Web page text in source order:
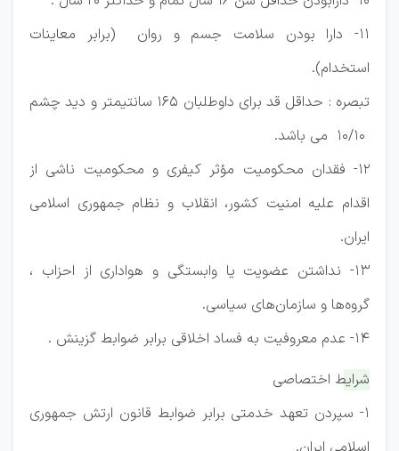
11- دارا بودن سلامت جسم و روان (برابر معاینات
استخدام).
تبصره : حداقل قد برای داوطلبان 165 سانتیمتر و دید چشم
12- فقدان محکومیت مؤثر کیفری و محکومیت ناشی از
اقدام علیه امنیت کشور، انقلاب و نظام جمهوری اسلامی
ایران.
13- نداشتن عضویت یا وابستگی و هواداری از احزاب ،
گروه‌ها و سازمان‌های سیاسی.
14- عدم معروفیت به فساد اخلاقی برابر ضوابط گزینش .
شرایط اختصاصی
1- سپردن تعهد خدمتی برابر ضوابط قانون ارتش جمهوری